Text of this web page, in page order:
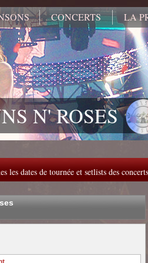
CONCERTS LA
N' ROSES
les dates de tournée et setlists des